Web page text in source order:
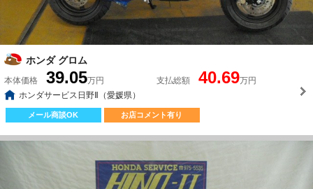
ホンダ グロム
本体価格 39.05万円 支払総額 40.69万円
ホンダサービス日野Ⅱ（愛媛県）
メール商談OK お店コメント有り